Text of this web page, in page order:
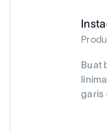
Buat
garis